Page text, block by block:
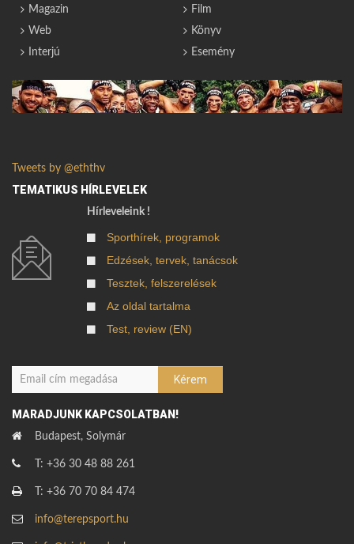
Magazin
Web
Interjú
Film
Könyv
Esemény
Tweets by @eththv
TEMATIKUS HÍRLEVELEK
Hírleveleink !
Sporthírek, programok
Edzések, tervek, tanácsok
Tesztek, felszerelések
Az oldal tartalma
Test, review (EN)
MARADJUNK KAPCSOLATBAN!
Budapest, Solymár
T: +36 30 48 88 261
T: +36 70 70 84 474
info@terepsport.hu